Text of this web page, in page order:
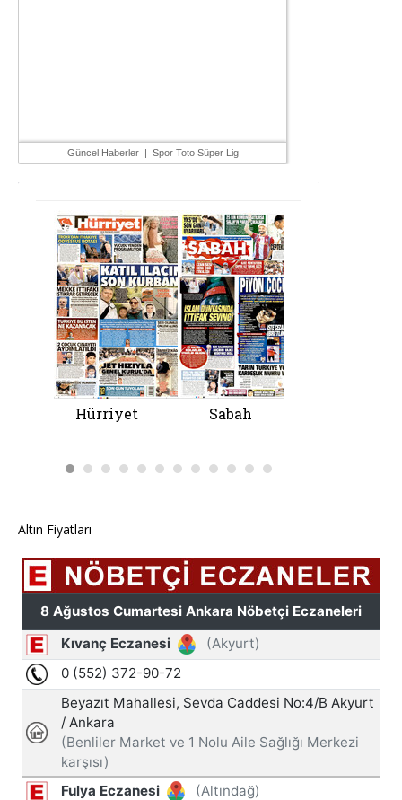
Güncel Haberler| Spor Toto Süper Lig
Altın Fiyatları